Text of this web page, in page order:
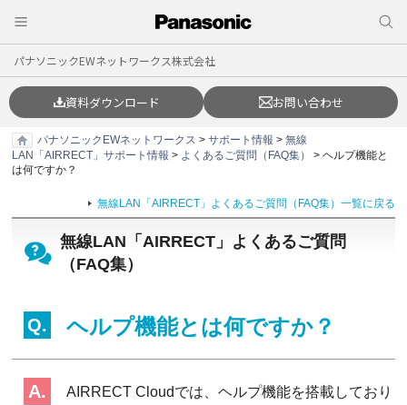
パナソニックEWネットワークス株式会社
資料ダウンロード お問い合わせ
パナソニックEWネットワークス >サポート情報 >無線
LAN「AIRRECT」サポート情報 > よくあるご質問（FAQ集）
> ヘルプ機能と
は何ですか？
無線LAN「AIRRECT」よくあるご質問（FAQ集）一覧に戻る
無線LAN「AIRRECT」よくあるご質問
（FAQ集）
ヘルプ機能とは何ですか？
AIRRECT Cloudでは、ヘルプ機能を搭載しており